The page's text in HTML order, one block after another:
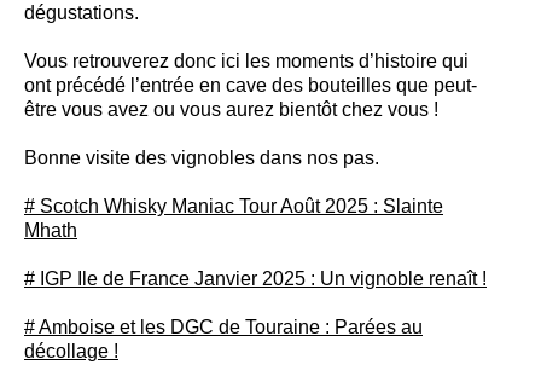
dégustations.
Vous retrouverez donc ici les moments d’histoire qui
ont précédé l’entrée en cave des bouteilles que peut-
être vous avez ou vous aurez bientôt chez vous !
Bonne visite des vignobles dans nos pas.
# Scotch Whisky Maniac Tour Août 2025 : Slainte
Mhath
# IGP Ile de France Janvier 2025 : Un vignoble renaît !
# Amboise et les DGC de Touraine : Parées au
décollage !